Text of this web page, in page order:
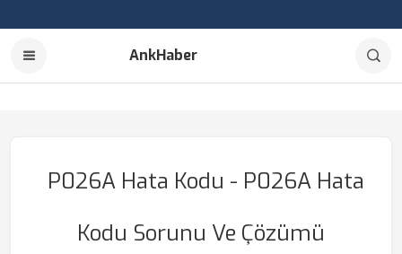
AnkHaber
P026A Hata Kodu - P026A Hata
Kodu Sorunu Ve Çözümü